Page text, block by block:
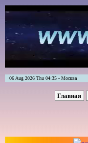
06 Aug 2026 Thu 04:35 - Москва
Главная